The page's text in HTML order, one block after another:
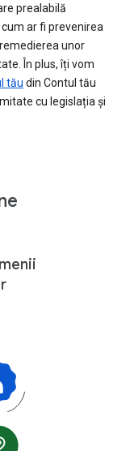
prealabilă
ar fi prevenirea
unor
În plus, îți vom
tău din Contul tău
cu legislația și